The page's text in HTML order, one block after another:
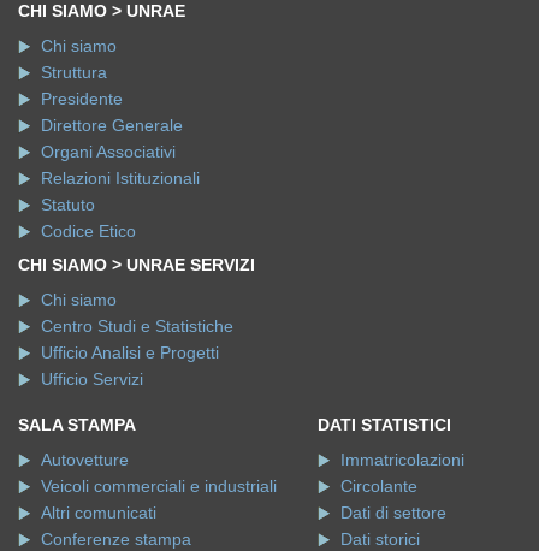
CHI SIAMO > UNRAE
Chi siamo
Struttura
Presidente
Direttore Generale
Organi Associativi
Relazioni Istituzionali
Statuto
Codice Etico
CHI SIAMO > UNRAE SERVIZI
Chi siamo
Centro Studi e Statistiche
Ufficio Analisi e Progetti
Ufficio Servizi
SALA STAMPA
Autovetture
Veicoli commerciali e industriali
Altri comunicati
Conferenze stampa
DATI STATISTICI
Immatricolazioni
Circolante
Dati di settore
Dati storici